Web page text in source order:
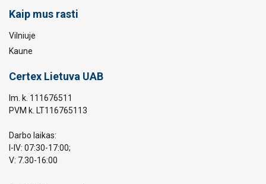
Kaip mus rasti
Vilniuje
Kaune
Certex Lietuva UAB
Im. k. 111676511
PVM k. LT116765113
Darbo laikas:
I-IV: 07:30-17:00;
V: 7.30-16:00